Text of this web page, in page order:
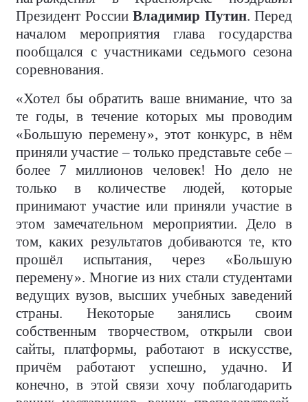
Президент России Владимир Путин. Перед
началом мероприятия глава государства
пообщался с участниками седьмого сезона
соревнования.
«Хотел бы обратить ваше внимание, что за
те годы, в течение которых мы проводим
«Большую перемену», этот конкурс, в нём
приняли участие – только представьте себе –
более 7 миллионов человек! Но дело не
только в количестве людей, которые
принимают участие или приняли участие в
этом замечательном мероприятии. Дело в
том, каких результатов добиваются те, кто
прошёл испытания, через «Большую
перемену». Многие из них стали студентами
ведущих вузов, высших учебных заведений
страны. Некоторые занялись своим
собственным творчеством, открыли свои
сайты, платформы, работают в искусстве,
причём работают успешно, удачно. И
конечно, в этой связи хочу поблагодарить